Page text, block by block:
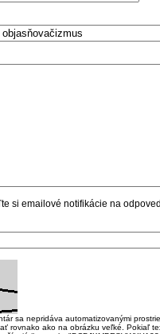
si emailové notifikácie na
sa nepridáva automatizovanými
rovnako ako na obrázku veľké. Pokiaľ